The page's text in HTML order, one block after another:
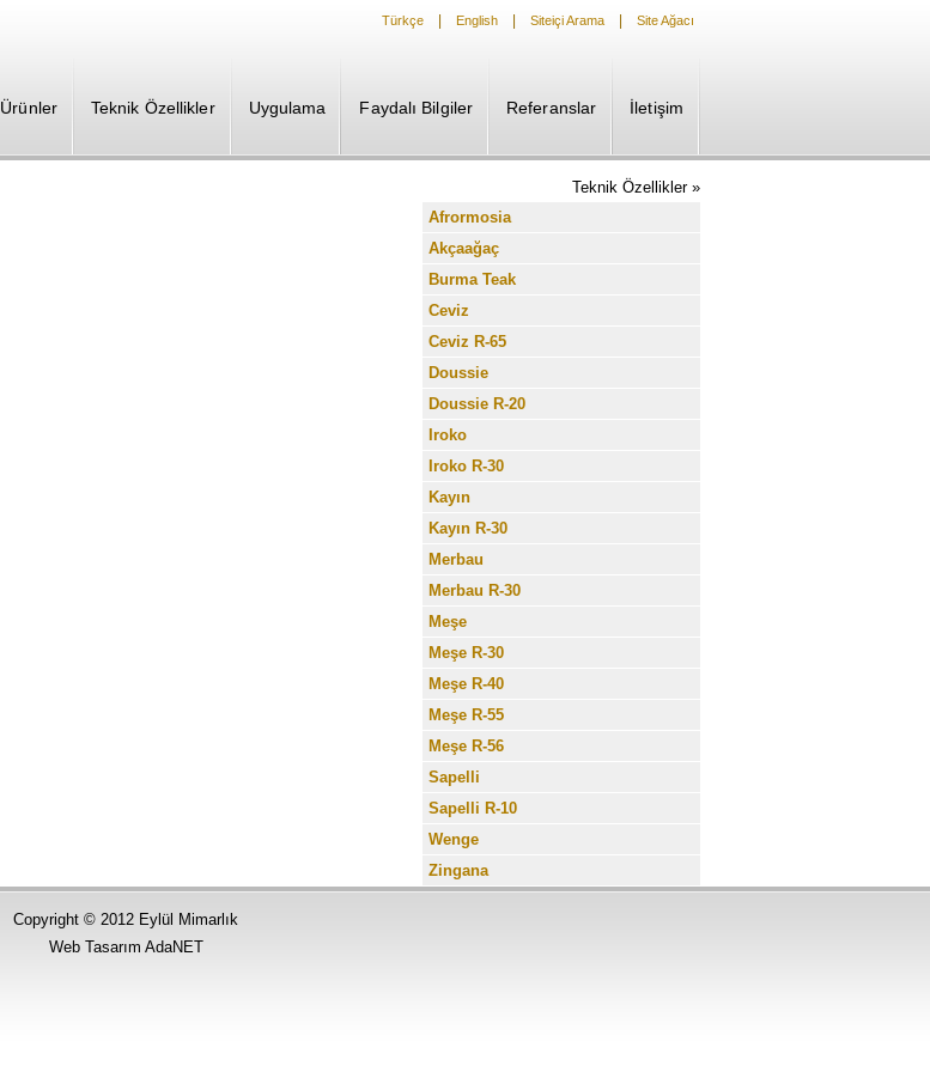
Türkçe English Siteiçi Arama Site Ağacı
Ürünler Teknik Özellikler Uygulama Faydalı Bilgiler Referanslar İletişim
Teknik Özellikler »
Afrormosia
Akçaağaç
Burma Teak
Ceviz
Ceviz R-65
Doussie
Doussie R-20
Iroko
Iroko R-30
Kayın
Kayın R-30
Merbau
Merbau R-30
Meşe
Meşe R-30
Meşe R-40
Meşe R-55
Meşe R-56
Sapelli
Sapelli R-10
Wenge
Zingana
Copyright © 2012 Eylül Mimarlık
Web Tasarım AdaNET